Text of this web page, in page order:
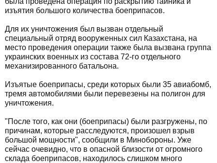
изъятия большого количества боеприпасов.
Для их уничтожения был вызван отдельный
специальный отряд вооруженных сил Казахстана, на
место проведения операции также была вызвана группа
украинских военных из состава 72-го отдельного
механизированного батальона.
Изъятые боеприпасы, среди которых были 35 авиабомб,
тремя автомобилями были перевезены на полигон для
уничтожения.
"После того, как они (боеприпасы) были разгружены, по
причинам, которые расследуются, произошел взрыв
большой мощности", сообщили в Минобороны. Уже
сейчас очевидно, что в опасной близости от огромного
склада боеприпасов, находилось слишком много